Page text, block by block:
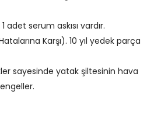
serum askısı vardır.
Karşı). 10 yıl yedek parça
sayesinde yatak şiltesinin hava